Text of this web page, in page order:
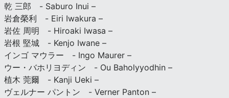
乾 三郎 - Saburo Inui –
岩倉榮利 - Eiri Iwakura –
岩佐 周明 - Hiroaki Iwasa –
岩根 堅城 - Kenjo Iwane –
インゴ マウラー - Ingo Maurer –
ウー・バホリヨディン - Ou Baholyyodhin –
植木 莞爾 - Kanji Ueki –
ヴェルナー パントン - Verner Panton –